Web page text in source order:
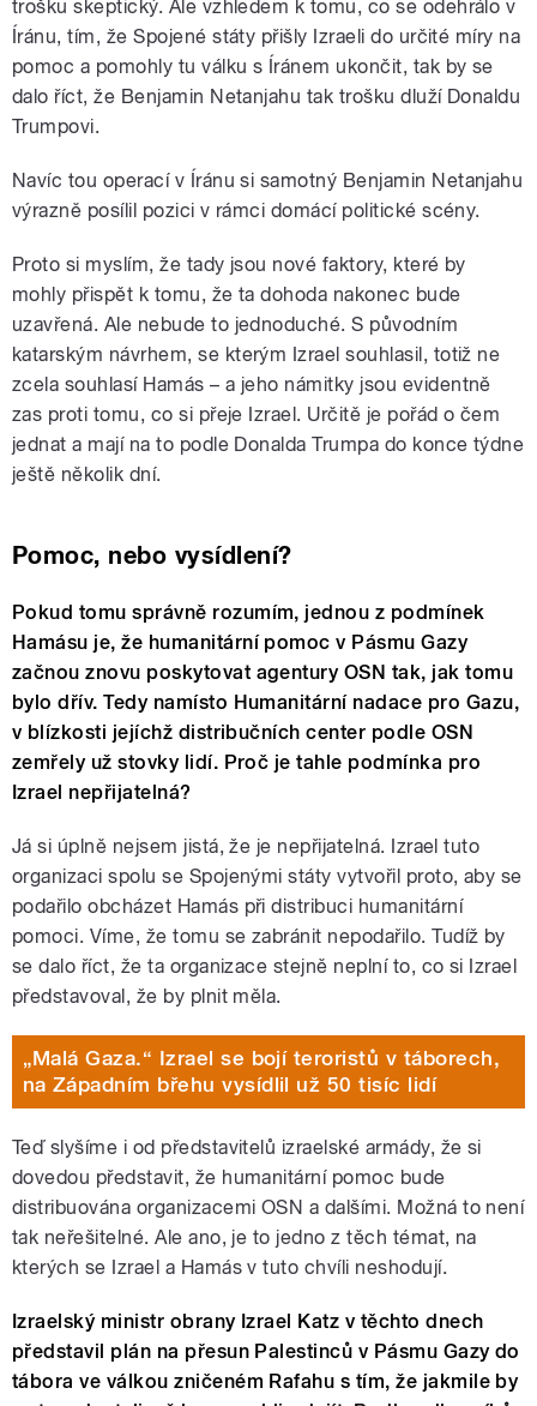
trošku skeptický. Ale vzhledem k tomu, co se odehrálo v
Íránu, tím, že Spojené státy přišly Izraeli do určité míry na
pomoc a pomohly tu válku s Íránem ukončit, tak by se
dalo říct, že Benjamin Netanjahu tak trošku dluží Donaldu
Trumpovi.
Navíc tou operací v Íránu si samotný Benjamin Netanjahu
výrazně posílil pozici v rámci domácí politické scény.
Proto si myslím, že tady jsou nové faktory, které by
mohly přispět k tomu, že ta dohoda nakonec bude
uzavřená. Ale nebude to jednoduché. S původním
katarským návrhem, se kterým Izrael souhlasil, totiž ne
zcela souhlasí Hamás – a jeho námitky jsou evidentně
zas proti tomu, co si přeje Izrael. Určitě je pořád o čem
jednat a mají na to podle Donalda Trumpa do konce týdne
ještě několik dní.
Pomoc, nebo vysídlení?
Pokud tomu správně rozumím, jednou z podmínek
Hamásu je, že humanitární pomoc v Pásmu Gazy
začnou znovu poskytovat agentury OSN tak, jak tomu
bylo dřív. Tedy namísto Humanitární nadace pro Gazu,
v blízkosti jejíchž distribučních center podle OSN
zemřely už stovky lidí. Proč je tahle podmínka pro
Izrael nepřijatelná?
Já si úplně nejsem jistá, že je nepřijatelná. Izrael tuto
organizaci spolu se Spojenými státy vytvořil proto, aby se
podařilo obcházet Hamás při distribuci humanitární
pomoci. Víme, že tomu se zabránit nepodařilo. Tudíž by
se dalo říct, že ta organizace stejně neplní to, co si Izrael
představoval, že by plnit měla.
„Malá Gaza.“ Izrael se bojí teroristů v táborech,
na Západním břehu vysídlil už 50 tisíc lidí
Teď slyšíme i od představitelů izraelské armády, že si
dovedou představit, že humanitární pomoc bude
distribuována organizacemi OSN a dalšími. Možná to není
tak neřešitelné. Ale ano, je to jedno z těch témat, na
kterých se Izrael a Hamás v tuto chvíli neshodují.
Izraelský ministr obrany Izrael Katz v těchto dnech
představil plán na přesun Palestinců v Pásmu Gazy do
tábora ve válkou zničeném Rafahu s tím, že jakmile by